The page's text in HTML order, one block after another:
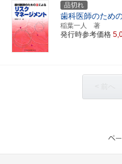
品切れ
歯科医師のため
稲葉一人 著
発行時参考価格